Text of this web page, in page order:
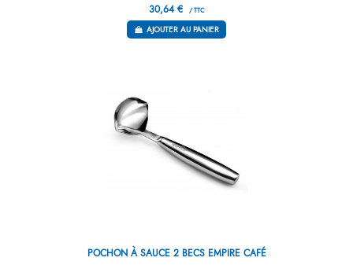
30,64 € / TTC
AJOUTER AU PANIER
POCHON À SAUCE 2 BECS EMPIRE CAFÉ